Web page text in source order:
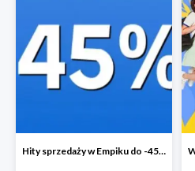
Hity sprzedaży w Empiku do -45%